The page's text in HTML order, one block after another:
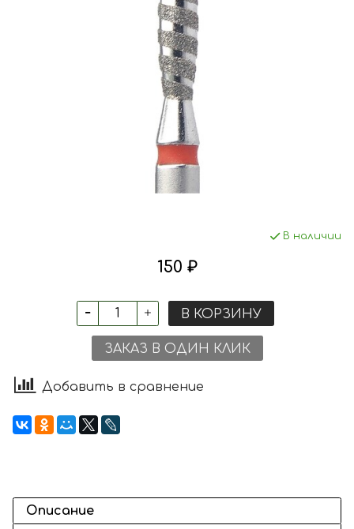
В наличии
150 ₽
В КОРЗИНУ
ЗАКАЗ В ОДИН КЛИК
Добавить в сравнение
Описание